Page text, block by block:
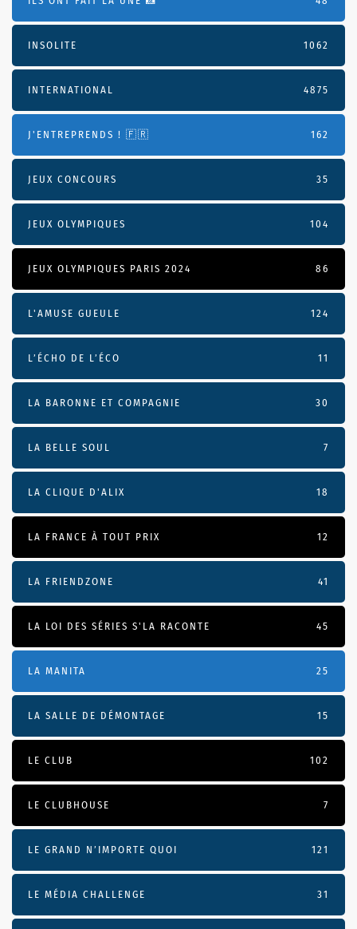
INSOLITE 1062
INTERNATIONAL 4875
J'ENTREPRENDS ! 🇫🇷 162
JEUX CONCOURS 35
JEUX OLYMPIQUES 104
JEUX OLYMPIQUES PARIS 2024 86
L'AMUSE GUEULE 124
L’ÉCHO DE L’ÉCO 11
LA BARONNE ET COMPAGNIE 30
LA BELLE SOUL 7
LA CLIQUE D'ALIX 18
LA FRANCE À TOUT PRIX 12
LA FRIENDZONE 41
LA LOI DES SÉRIES S'LA RACONTE 45
LA MANITA 25
LA SALLE DE DÉMONTAGE 15
LE CLUB 102
LE CLUBHOUSE 7
LE GRAND N’IMPORTE QUOI 121
LE MÉDIA CHALLENGE 31